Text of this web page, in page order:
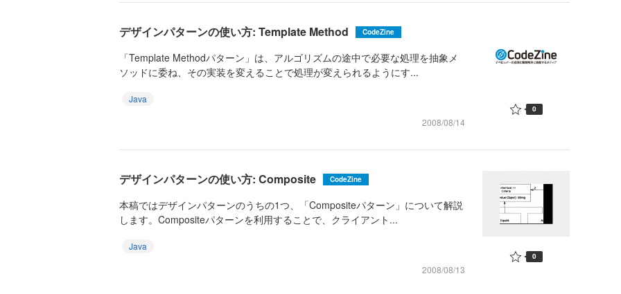
デザインパターンの使い方: Template Method CodeZine
「Template Methodパターン」は、アルゴリズムの途中で必要な処理を抽象メ
ソッドに委ね、その実装を変えることで処理が変えられるようにす...
Java
2008/08/14
0
デザインパターンの使い方: Composite CodeZine
本稿ではデザインパターンのうちの1つ、「Compositeパターン」について解説
します。Compositeパターンを利用することで、クライアント...
Java
2008/08/13
0